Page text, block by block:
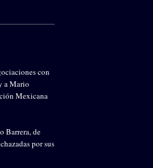
con
a Mario
Mexicana
Barrera, de
por sus